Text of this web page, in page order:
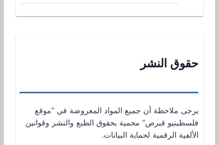
حقوق النشر
يرجى ملاحظة أن جميع المواد المعروضة في “موقع
فلسطينيو قبرص” محمية بحقوق الطبع والنشر وقوانين
الألفية الرقمية لحماية البيانات.